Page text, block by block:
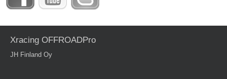
Xracing OFFROADPro
JH Finland Oy